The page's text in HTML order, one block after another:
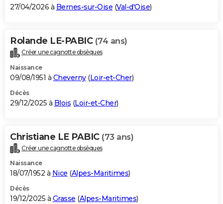
27/04/2026 à Bernes-sur-Oise (Val-d'Oise)
Rolande LE-PABIC (74 ans)
Créer une cagnotte obsèques
Naissance
09/08/1951 à Cheverny(Loir-et-Cher)
Décès
29/12/2025 à Blois (Loir-et-Cher)
Christiane LE PABIC (73 ans)
Créer une cagnotte obsèques
Naissance
18/07/1952 à Nice (Alpes-Maritimes)
Décès
19/12/2025 à Grasse (Alpes-Maritimes)